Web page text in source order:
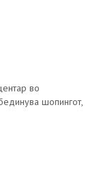
во
шопингот,